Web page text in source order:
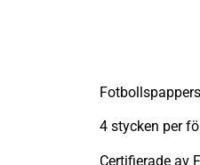
4 stycken per
Certifierade av